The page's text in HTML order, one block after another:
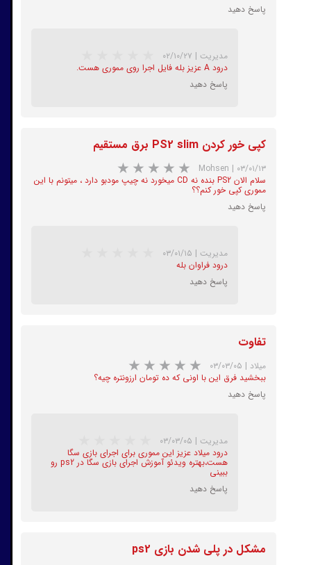
★ ★★★
★★ ★ ★★
★★
★★ ★ ★★
پاسخ دهید
مدیریت | ۰۲/۱۰/۲۷
درود A عزیز بله فایل اجرا روی مموری هست.
پاسخ دهید
کپی خور کردن PS2 slim برق مستقیم
Mohsen | ۰۳/۰۱/۱۳
سلام الان PS2 بنده نه CD میخورد نه چیپ مودبو دارد ، میتونم با این
مموری کپی خور کنم؟؟
پاسخ دهید
مدیریت | ۰۳/۰۱/۱۵
درود فراوان بله
پاسخ دهید
تفاوت
میلاد | ۰۳/۰۳/۰۵
ببخشید فرق این با اونی که ده تومان ارزونتره چیه؟
پاسخ دهید
مدیریت | ۰۳/۰۳/۰۵
درود میلاد عزیز این مموری برای اجرای بازی سگا
هست،بهتره ویدئو آموزش اجرای بازی سگا در ps2 رو
ببینی
پاسخ دهید
مشکل در پلی شدن بازی ps2